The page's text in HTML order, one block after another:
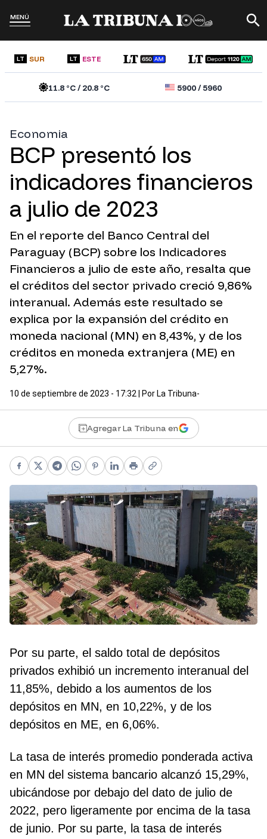
MENÚ
LT SUR LT ESTE
11.8°C /20.8°C 5900/5960
Economia
BCP presentó los
indicadores financieros
a julio de 2023
En el reporte del Banco Central del
Paraguay (BCP) sobre los Indicadores
Financieros a julio de este año, resalta que
el créditos del sector privado creció 9,86%
interanual. Además este resultado se
explica por la expansión del crédito en
moneda nacional (MN) en 8,43%, y de los
créditos en moneda extranjera (ME) en
5,27%.
10 de septiembre de 2023 - 17:32 | Por La Tribuna-
Agregar La Tribuna en
Facebook
X Telegram
WhatsApp
Pinterest
LinkedIn
PrintCopy link
Por su parte, el saldo total de depósitos
privados exhibió un incremento interanual del
11,85%, debido a los aumentos de los
depósitos en MN, en 10,22%, y de los
depósitos en ME, en 6,06%.
La tasa de interés promedio ponderada activa
en MN del sistema bancario alcanzó 15,29%,
ubicándose por debajo del dato de julio de
2022, pero ligeramente por encima de la tasa
de junio. Por su parte, la tasa de interés